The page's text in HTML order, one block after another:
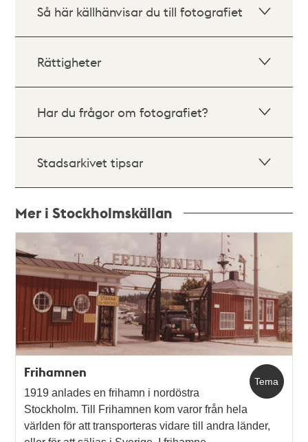
Så här källhänvisar du till fotografiet
Rättigheter
Har du frågor om fotografiet?
Stadsarkivet tipsar
Mer i Stockholmskällan
poster
och
teman
Tema
Frihamnen
1919 anlades en frihamn i nordöstra
Stockholm. Till Frihamnen kom varor från hela
världen för att transporteras vidare till andra länder,